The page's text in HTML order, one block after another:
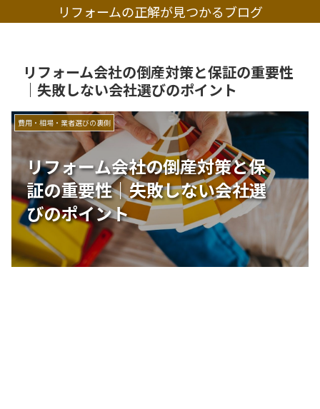
リフォームの正解が見つかるブログ
リフォーム会社の倒産対策と保証の重要性
｜失敗しない会社選びのポイント
リフォーム会社の倒産対策と保
証の重要性｜失敗しない会社選
びのポイント
費用・相場・業者選びの裏側